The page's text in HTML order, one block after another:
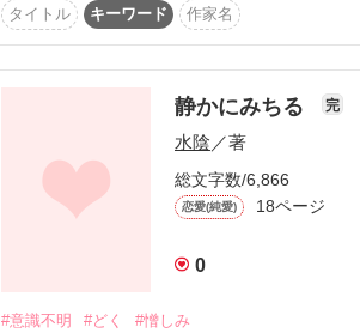
↓↓↓
私の時を
動カシテ──────
なんで私なの？
でも、やるしかない。
私しかいない。
彼を救えるのは・・・。
タイトル
キーワード 作家名
静かにみちる 完
水陰 ／著
総文字数/6,866
恋愛(純愛) 18ページ
0
#意識不明 #どく #憎しみ